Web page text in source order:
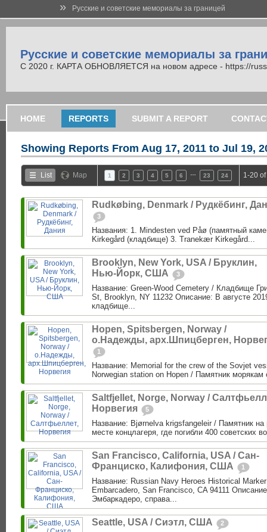
» Русские и советские мемориалы за границей
Русские и советские мемориалы за
С 2020 г. КАРТА ОБНОВЛЯЕТСЯ на новом адресе - https://
HOME REPORTS SUBMIT A REPORT
Showing Reports From Aug 17, 2011 to Jul 19,
List Map 1 2 3 4 5 6 23 24 1-20
Rudkøbing, Denmark / Рудкёбинг,
3
Названия: 1. Mindesten ved Påø (памятный
Kirkegård (кладбище) 3. Tranekær Kirkegård...
Brooklyn, New York, USA / Бруклин,
Нью-Йорк, США
3
Название: Green-Wood Cemetery / Кладбище
St, Brooklyn, NY 11232 Описание: В августе
кладбище...
Hopen, Spitsbergen, Norway /
о.Надежды, арх.Шпицберген,
1
Название: Memorial for the crew of the Sovjet
Norwegian station on Hopen / Памятник морякам
Saltfjellet, Norge, Norway /
Норвегия
5
Название: Bjørnelva krigsfangeleir / Памятник на
месте концлагеря, где погибли 400 советских
San Francisco, California, USA / Сан-
Франциско, Калифония, США
1
Название: Russian Navy Heroes Historical
Embarcadero, San Francisco, CA 94111
Эмбаркадеро, справа...
Seattle, USA / Сиэтл, США 2